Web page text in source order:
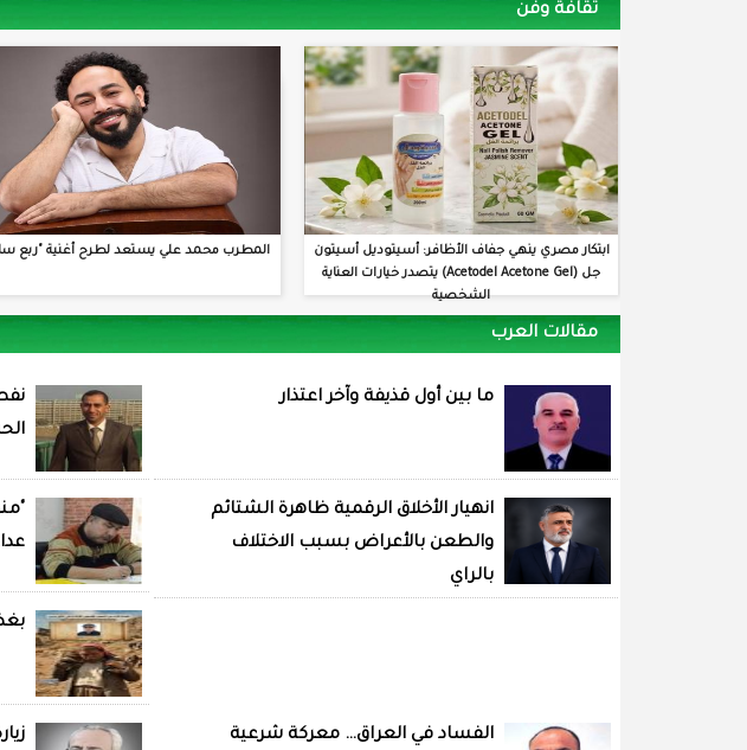
ثقافة وفن
ابتكار مصري ينهي جفاف الأظافر: أسيتوديل أسيتون
جل (Acetodel Acetone Gel) يتصدر خيارات العناية
الشخصية
المطرب محمد علي يستعد لطرح أغنية "ربع
مقالات العرب
ما بين أول قذيفة وآخر اعتذار
انهيار الأخلاق الرقمية ظاهرة الشتائم
والطعن بالأعراض بسبب الاختلاف
بالراي
بغضُ
الفساد في العراق… معركة شرعية